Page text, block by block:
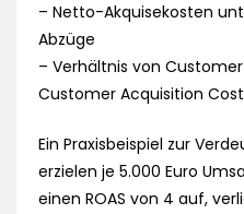
– Netto-Akquisekosten
Abzüge
– Verhältnis von
Customer Acquisition
Ein Praxisbeispiel zur
erzielen je 5.000 Euro
einen ROAS von 4 auf,